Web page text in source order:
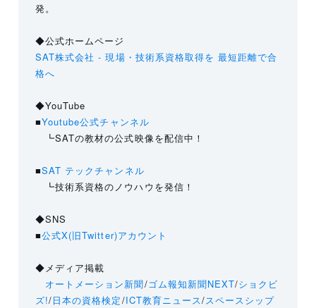
発。
◆公式ホームページ
SAT株式会社 - 現場・技術系資格取得を 最短距離で合
格へ
◆YouTube
■Youtube公式チャンネル
┗SATの教材の公式映像を配信中！
■SAT テックチャンネル
┗技術系資格のノウハウを発信！
◆SNS
■公式X(旧Twitter)アカウント
◆メディア掲載
オートメーション新聞/ゴム報知新聞NEXT/ショクビ
ズ!/日本の資格検定/ICT教育ニュース/スペースシップ